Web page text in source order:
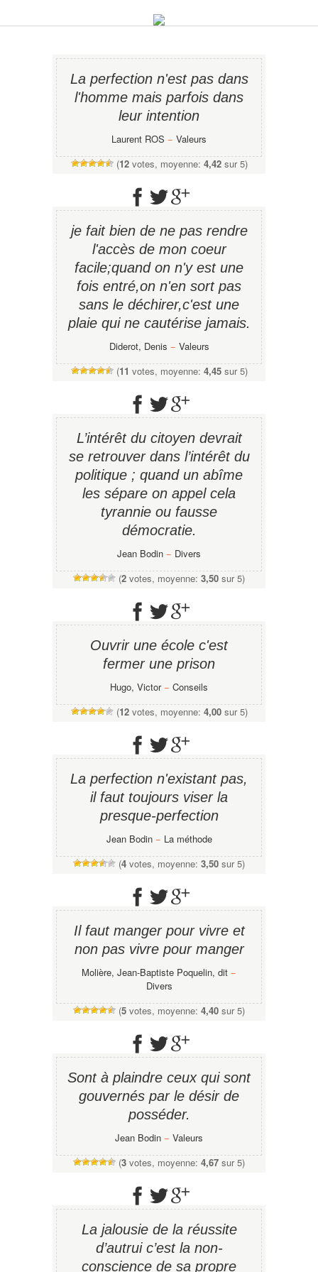
La perfection n'est pas dans
l'homme mais parfois dans
leur intention
Laurent ROS − Valeurs
(12votes, moyenne: 4,42sur 5)
je fait bien de ne pas rendre
l'accès de mon coeur
facile;quand on n'y est une
fois entré,on n'en sort pas
sans le déchirer,c'est une
plaie qui ne cautérise jamais.
Diderot, Denis − Valeurs
(11 votes, moyenne: 4,45sur 5)
L’intérêt du citoyen devrait
se retrouver dans l’intérêt du
politique ; quand un abîme
les sépare on appel cela
tyrannie ou fausse
démocratie.
Jean Bodin − Divers
(2 votes, moyenne: 3,50 sur 5)
Ouvrir une école c'est
fermer une prison
Hugo, Victor− Conseils
(12votes, moyenne: 4,00sur 5)
La perfection n'existant pas,
il faut toujours viser la
presque-perfection
Jean Bodin− La méthode
(4 votes, moyenne: 3,50 sur 5)
Il faut manger pour vivre et
non pas vivre pour manger
Molière, Jean-Baptiste Poquelin, dit −
Divers
(5 votes, moyenne: 4,40 sur 5)
Sont à plaindre ceux qui sont
gouvernés par le désir de
posséder.
Jean Bodin − Valeurs
(3 votes, moyenne: 4,67 sur 5)
La jalousie de la réussite
d’autrui c’est la non-
conscience de sa propre